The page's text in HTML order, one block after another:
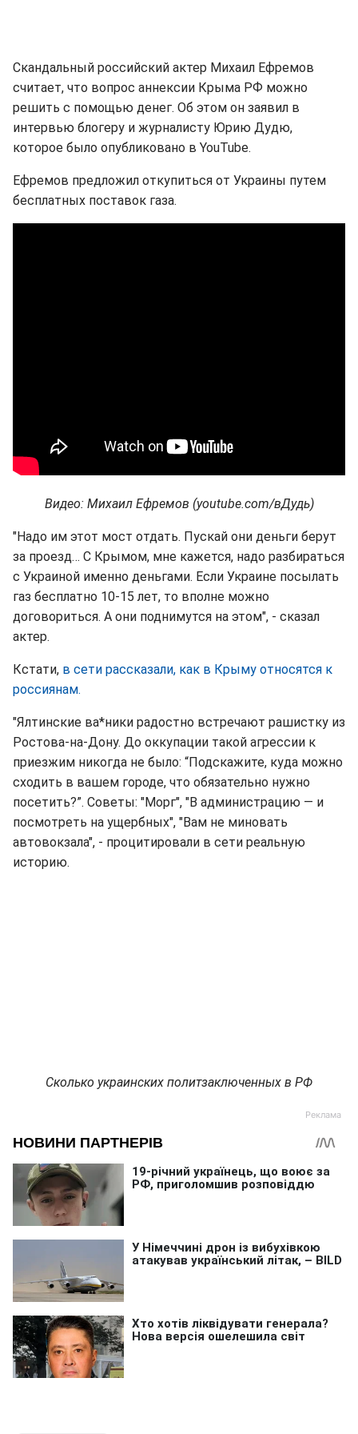
Скандальный российский актер Михаил Ефремов
считает, что вопрос аннексии Крыма РФ можно
решить с помощью денег. Об этом он заявил в
интервью блогеру и журналисту Юрию Дудю,
которое было опубликовано в YouTube.
Ефремов предложил откупиться от Украины путем
бесплатных поставок газа.
Видео: Михаил Ефремов (youtube.com/вДудь)
"Надо им этот мост отдать. Пускай они деньги берут
за проезд… С Крымом, мне кажется, надо разбираться
с Украиной именно деньгами. Если Украине посылать
газ бесплатно 10-15 лет, то вполне можно
договориться. А они поднимутся на этом", - сказал
актер.
Кстати, в сети рассказали, как в Крыму относятся к
россиянам.
"Ялтинские ва*ники радостно встречают рашистку из
Ростова-на-Дону. До оккупации такой агрессии к
приезжим никогда не было: “Подскажите, куда можно
сходить в вашем городе, что обязательно нужно
посетить?”. Советы: "Морг", "В администрацию — и
посмотреть на ущербных", "Вам не миновать
автовокзала", - процитировали в сети реальную
историю.
Сколько украинских политзаключенных в РФ